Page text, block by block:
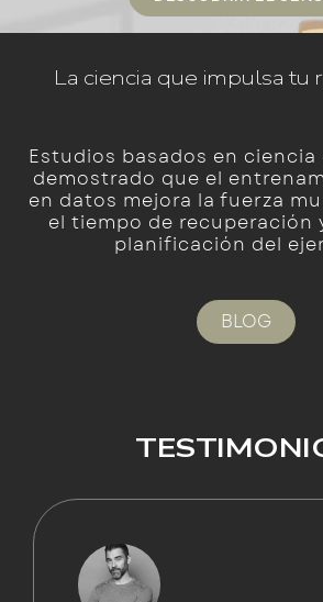
La ciencia que impulsa tu
Estudios basados en
demostrado que el
en datos mejora la fuerza
el tiempo de recuperación
planificación del
BLOG